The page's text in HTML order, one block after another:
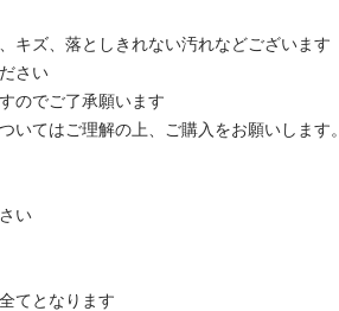
キズ、落としきれない汚れなどございます
さい
のでご了承願います
いてはご理解の上、ご購入をお願いします。
い
てとなります